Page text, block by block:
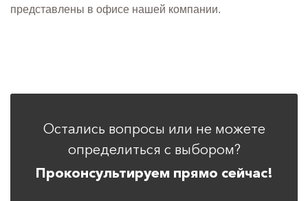
представлены в офисе нашей компании.
Остались вопросы или не можете
определиться с выбором?
Проконсультируем прямо сейчас!